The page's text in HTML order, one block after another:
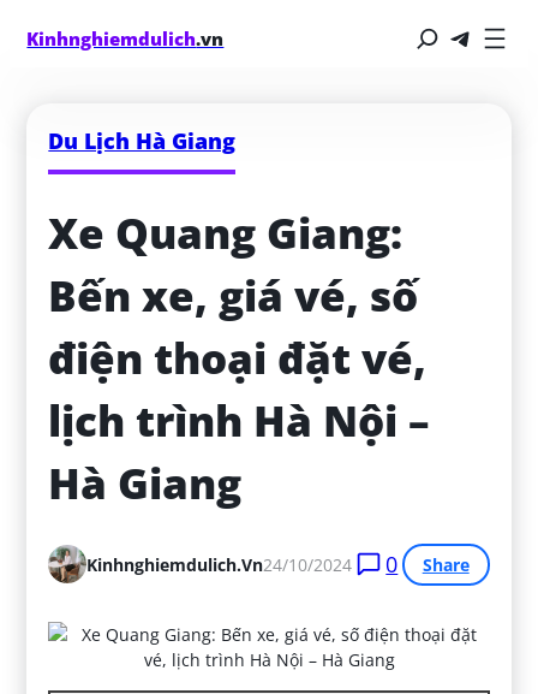
Kinhnghiemdulich.vn
Du Lịch Hà Giang
Xe Quang Giang:
Bến xe, giá vé, số
điện thoại đặt vé,
lịch trình Hà Nội –
Hà Giang
Kinhnghiemdulich.vn24/10/2024 0 Share